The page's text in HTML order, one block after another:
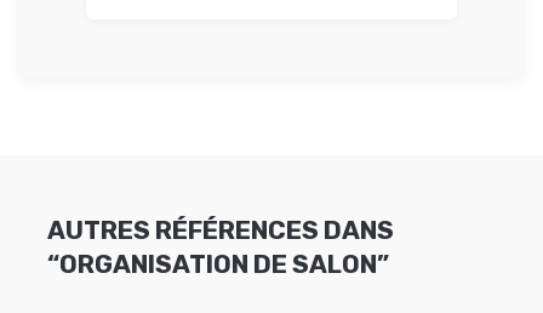
AUTRES RÉFÉRENCES DANS
“ORGANISATION DE SALON”